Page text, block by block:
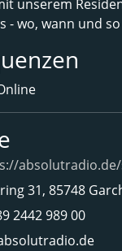
unserem
- wo, wann und
31, 85748
2442 989 00